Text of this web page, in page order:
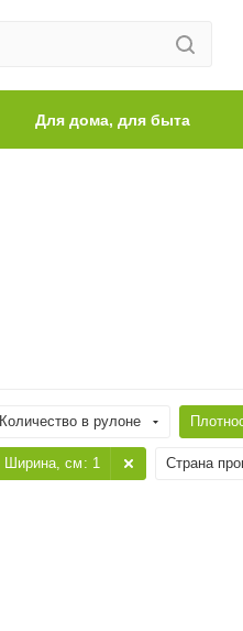
Для дома, для быта
Количество в рулоне
Ширина, cм: 1 Страна